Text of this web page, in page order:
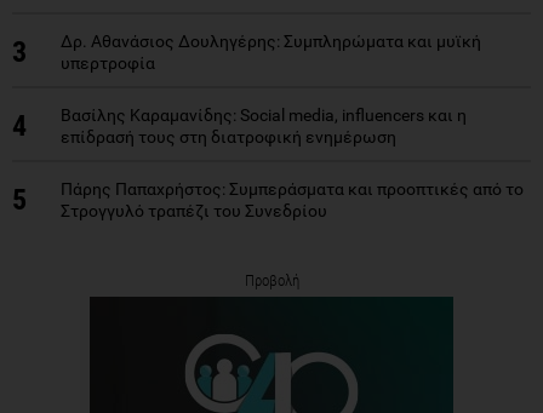
3
Δρ. Αθανάσιος Δουληγέρης: Συμπληρώματα και μυϊκή
υπερτροφία
4
Βασίλης Καραμανίδης: Social media, influencers και η
επίδρασή τους στη διατροφική ενημέρωση
5
Πάρης Παπαχρήστος: Συμπεράσματα και προοπτικές από το
Στρογγυλό τραπέζι του Συνεδρίου
Προβολή